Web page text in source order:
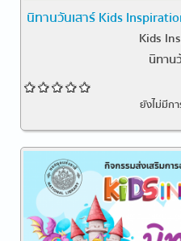
นิทานวันเสาร์ Kids
Kids
นิทาน
ยังไม่มีก